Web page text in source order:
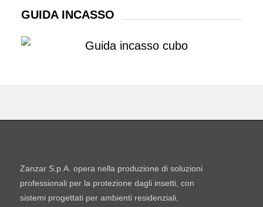
GUIDA INCASSO
Zanzar S.p.A. opera nella produzione di soluzioni
professionali per la protezione dagli insetti, con
sistemi progettati per ambienti residenziali,